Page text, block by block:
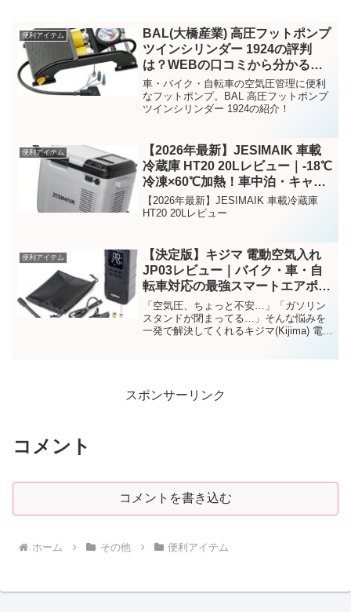
便利アイテム
BAL(大橋産業) 高圧フットポンプ
ツインシリンダー 1924の評判
は？WEBの口コミから分かる人
気の理由
車・バイク・自転車の空気圧管理に便利
なフットポンプ。BAL 高圧フットポンプ
ツインシリンダー 1924の紹介！
便利アイテム
【2026年最新】JESIMAIK 車載
冷蔵庫 HT20 20Lレビュー｜-18℃
冷凍×60℃加熱！車中泊・キャン
プで最強の1台
【2026年最新】JESIMAIK 車載冷蔵庫
HT20 20Lレビュー
便利アイテム
【決定版】キジマ 電動空気入れ
JP03レビュー｜バイク・車・自
転車対応の最強スマートエアポン
プ
「空気圧、ちょっと不安…」「ガソリン
スタンドが閉まってる…」そんな悩みを
一発で解決してくれるキジマ(Kijima) 電動
スポンサーリンク
コメント
コメントを書き込む
ホーム その他 便利アイテム